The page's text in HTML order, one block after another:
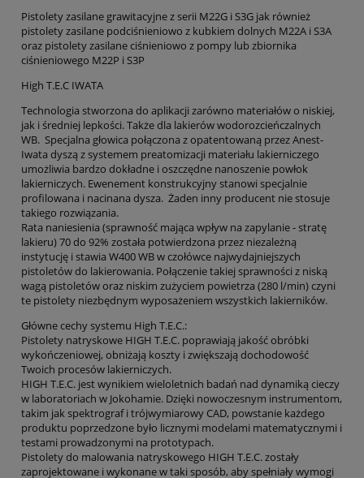
Pistolety zasilane grawitacyjne z serii M22G i S3G jak również
pistolety zasilane podciśnieniowo z kubkiem dolnych M22A i S3A
oraz pistolety zasilane ciśnieniowo z pompy lub zbiornika
ciśnieniowego M22P i S3P
High T.E.C IWATA
Technologia stworzona do aplikacji zarówno materiałów o niskiej,
jak i średniej lepkości. Także dla lakierów wodorozcieńczalnych
WB. Specjalna głowica połączona z opatentowaną przez Anest-
Iwata dyszą z systemem preatomizacji materiału lakierniczego
umożliwia bardzo dokładne i oszczędne nanoszenie powłok
lakierniczych. Ewenement konstrukcyjny stanowi specjalnie
profilowana i nacinana dysza. Żaden inny producent nie stosuje
takiego rozwiązania.
Rata naniesienia (sprawność mająca wpływ na zapylanie - stratę
lakieru) 70 do 92% została potwierdzona przez niezależną
instytucję i stawia W400 WB w czołówce najwydajniejszych
pistoletów do lakierowania. Połączenie takiej sprawności z niską
wagą pistoletów oraz niskim zużyciem powietrza (280 l/min) czyni
te pistolety niezbędnym wyposażeniem wszystkich lakierników.
Główne cechy systemu High T.E.C.:
Pistolety natryskowe HIGH T.E.C. poprawiają jakość obróbki
wykończeniowej, obniżają koszty i zwiększają dochodowość
Twoich procesów lakierniczych.
HIGH T.E.C. jest wynikiem wieloletnich badań nad dynamiką cieczy
w laboratoriach w Jokohamie. Dzięki nowoczesnym instrumentom,
takim jak spektrograf i trójwymiarowy CAD, powstanie każdego
produktu poprzedzone było licznymi modelami matematycznymi i
testami prowadzonymi na prototypach.
Pistolety do malowania natryskowego HIGH T.E.C. zostały
zaprojektowane i wykonane w taki sposób, aby spełniały wymogi